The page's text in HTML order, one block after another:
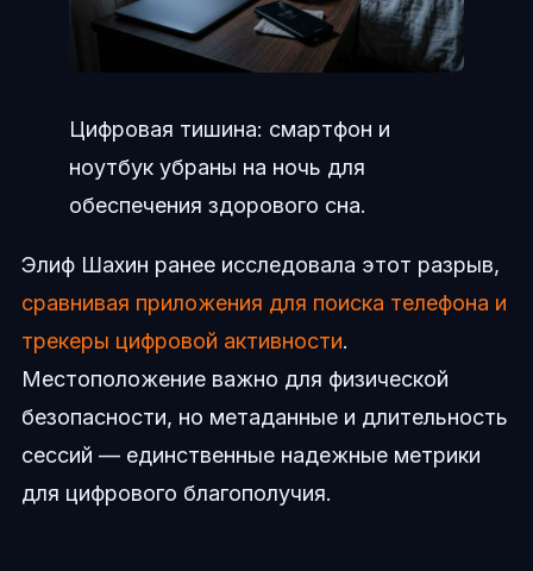
Цифровая тишина: смартфон и
ноутбук убраны на ночь для
обеспечения здорового сна.
Элиф Шахин ранее исследовала этот разрыв,
сравнивая приложения для поиска телефона и
трекеры цифровой активности.
Местоположение важно для физической
безопасности, но метаданные и длительность
сессий — единственные надежные метрики
для цифрового благополучия.